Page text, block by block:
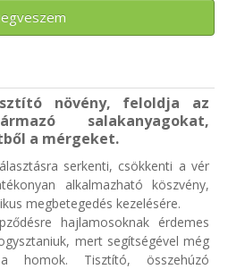
növény, feloldja az
salakanyagokat,
a mérgeket.
serkenti, csökkenti a vér
alkalmazható köszvény,
megbetegedés kezelésére.
hajlamosoknak érdemes
mert segítségével még
homok. Tisztító, összehúzó